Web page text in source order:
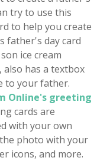
try to use this
to help you create
father's day card
ice cream
has a textbox
to your father.
Online's greeting
cards are
with your own
the photo with your
icons, and more.